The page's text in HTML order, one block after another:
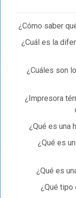
¿Cómo saber
¿Cuál es la
¿Cuáles son
¿Impresora
¿Qué es una
¿Qué es
¿Qué es
¿Qué tipo